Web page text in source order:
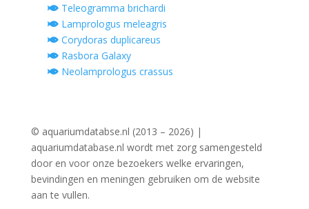
Teleogramma brichardi
Lamprologus meleagris
Corydoras duplicareus
Rasbora Galaxy
Neolamprologus crassus
© aquariumdatabse.nl (2013 – 2026) |
aquariumdatabase.nl wordt met zorg samengesteld
door en voor onze bezoekers welke ervaringen,
bevindingen en meningen gebruiken om de website
aan te vullen.